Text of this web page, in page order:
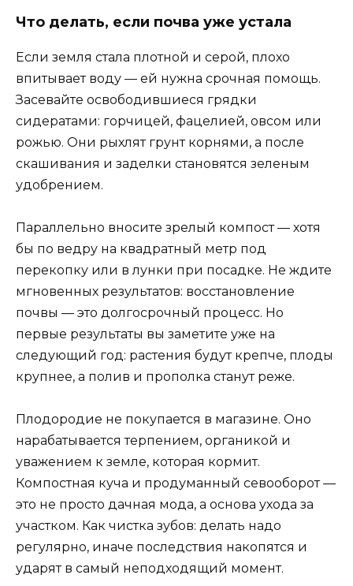
Что делать, если почва уже устала
Если земля стала плотной и серой, плохо
впитывает воду — ей нужна срочная помощь.
Засевайте освободившиеся грядки
сидератами: горчицей, фацелией, овсом или
рожью. Они рыхлят грунт корнями, а после
скашивания и заделки становятся зеленым
удобрением.
Параллельно вносите зрелый компост — хотя
бы по ведру на квадратный метр под
перекопку или в лунки при посадке. Не ждите
мгновенных результатов: восстановление
почвы — это долгосрочный процесс. Но
первые результаты вы заметите уже на
следующий год: растения будут крепче, плоды
крупнее, а полив и прополка станут реже.
Плодородие не покупается в магазине. Оно
нарабатывается терпением, органикой и
уважением к земле, которая кормит.
Компостная куча и продуманный севооборот —
это не просто дачная мода, а основа ухода за
участком. Как чистка зубов: делать надо
регулярно, иначе последствия накопятся и
ударят в самый неподходящий момент.